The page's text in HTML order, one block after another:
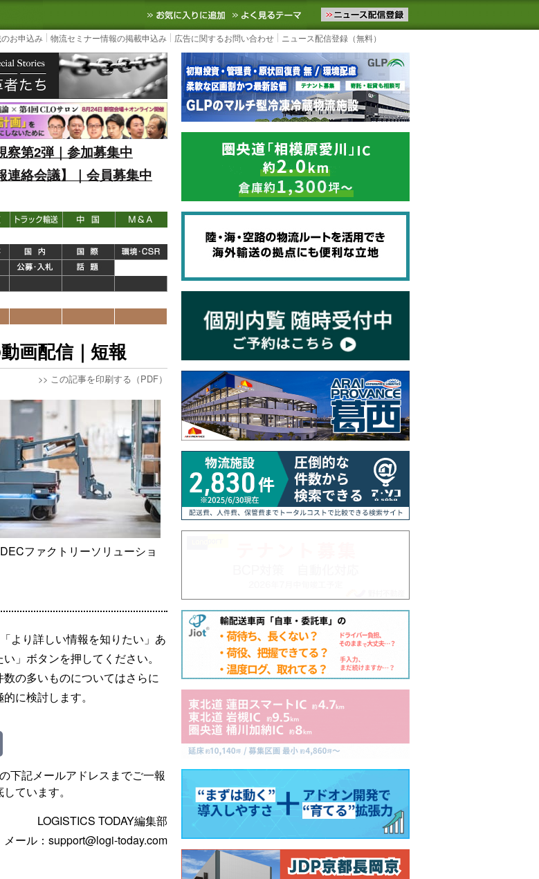
物流ニュースサイト
3PL, SCMなど国内外の最新の物流ニュースをお届けします。物流ニュースメール配信を登録す
お気に入りに追加 よく見るテーマ
お申込み 物流セミナー情報の掲載申込み 広告に関するお問い合わせ ニュース配信登録（無料）
察第2弾｜参加募集中
連絡会議】｜会員募集中
画配信｜短報
>> この記事を印刷する（PDF）
ファクトリーソリューショ
より詳しい情報を知りたい」あ
」ボタンを押してください。
の多いものについてはさらに
に検討します。
下記メールアドレスまでご一報
ています。
LOGISTICS TODAY編集部
メール：support@logi-today.com